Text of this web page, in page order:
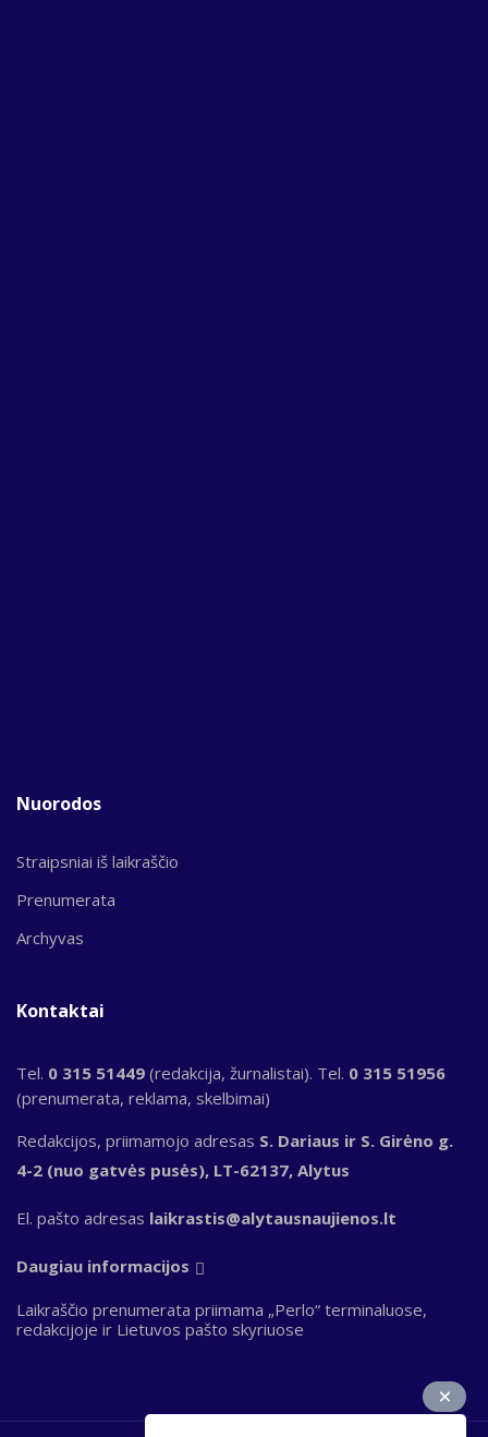
Nuorodos
Straipsniai iš laikraščio
Prenumerata
Archyvas
Kontaktai
Tel. 0 315 51449 (redakcija, žurnalistai). Tel. 0 315 51956
(prenumerata, reklama, skelbimai)
Redakcijos, priimamojo adresas S. Dariaus ir S. Girėno g.
4-2 (nuo gatvės pusės), LT-62137, Alytus
El. pašto adresas laikrastis@alytausnaujienos.lt
Daugiau informacijos
Laikraščio prenumerata priimama „Perlo“ terminaluose,
redakcijoje ir Lietuvos pašto skyriuose